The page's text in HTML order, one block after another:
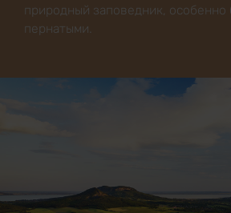
природный заповедник, особенно
пернатыми.